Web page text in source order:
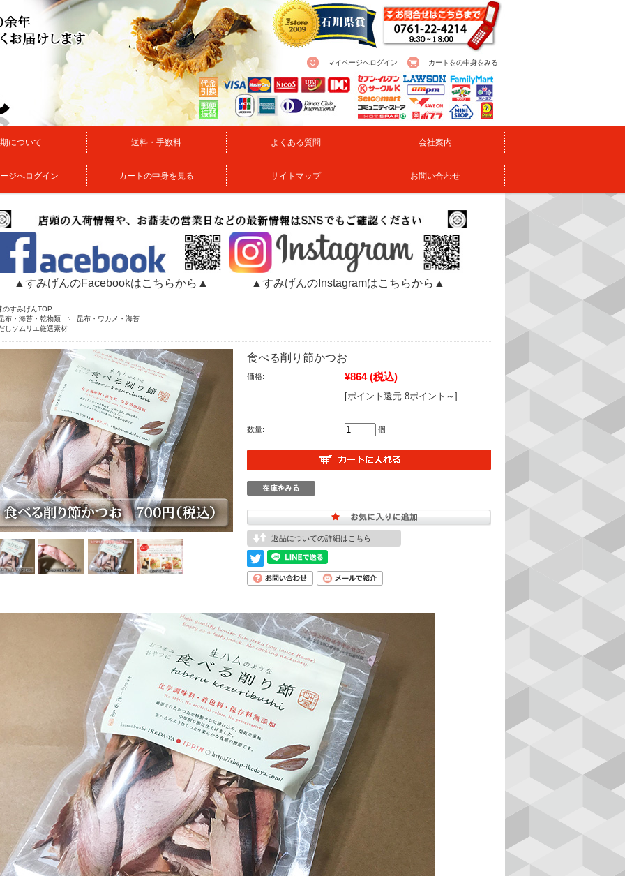
マイページへログイン カートをの中身をみる
について 送料・手数料 よくある質問 会社案内
ジへログイン カートの中身を見る サイトマップ お問い合わせ
▲すみげんのFacebookはこちらから▲ ▲すみげんのInstagramはこちらから▲
のすみげんTOP
布・海苔・乾物類
昆布・ワカメ・海苔
しソムリエ厳選素材
食べる削り節かつお
価格: ¥864 (税込)
[ポイント還元 8ポイント～]
数量: 個
返品についての詳細はこちら